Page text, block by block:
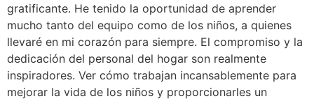
gratificante. He tenido la oportunidad de aprender
mucho tanto del equipo como de los niños, a quienes
llevaré en mi corazón para siempre. El compromiso y la
dedicación del personal del hogar son realmente
inspiradores. Ver cómo trabajan incansablemente para
mejorar la vida de los niños y proporcionarles un